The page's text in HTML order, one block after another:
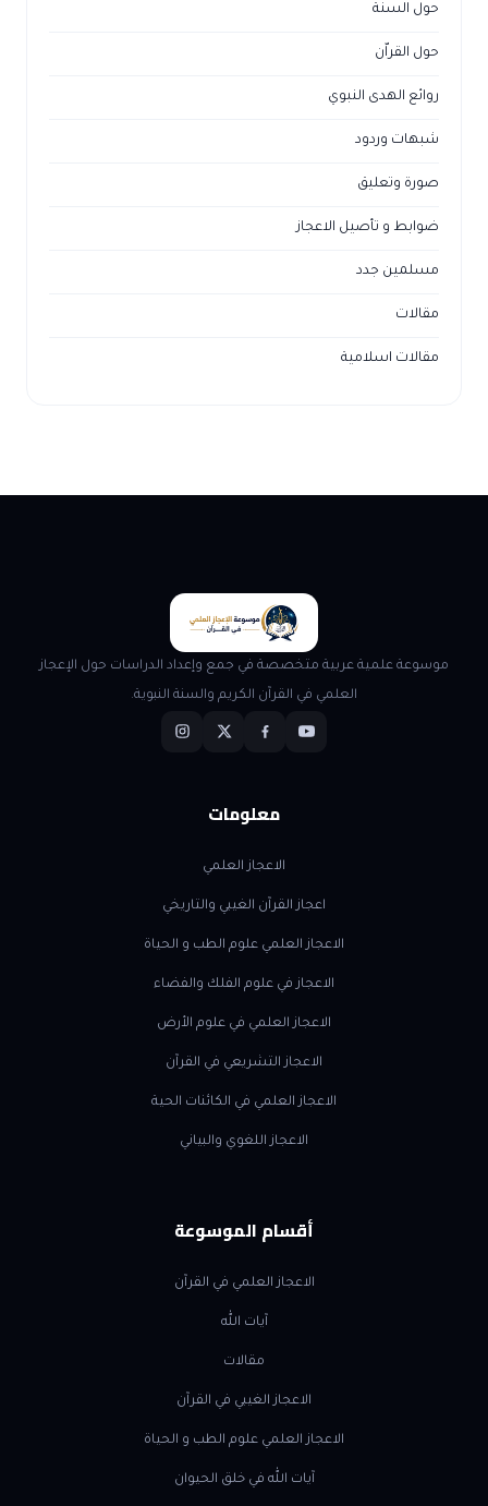
حول السنة
حول القراّن
روائع الهدى النبوي
شبهات وردود
صورة وتعليق
ضوابط و تأصيل الاعجاز
مسلمين جدد
مقالات
مقالات اسلامية
موسوعة علمية عربية متخصصة في جمع وإعداد الدراسات حول الإعجاز
العلمي في القرآن الكريم والسنة النبوية.
معلومات
الاعجاز العلمي
اعجاز القرآن الغيبي والتاريخي
الاعجاز العلمي علوم الطب و الحياة
الاعجاز في علوم الفلك والفضاء
الاعجاز العلمي في علوم الأرض
الاعجاز التشريعي في القرآن
الاعجاز العلمي في الكائنات الحية
الاعجاز اللغوي والبياني
أقسام الموسوعة
الاعجاز العلمي في القرآن
آيات الله
مقالات
الاعجاز الغيبي في القرآن
الاعجاز العلمي علوم الطب و الحياة
آيات الله في خلق الحيوان